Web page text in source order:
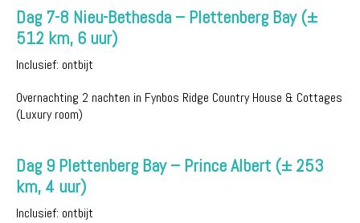
Dag 7-8 Nieu-Bethesda – Plettenberg Bay (±
512 km, 6 uur)
Inclusief: ontbijt
Overnachting 2 nachten in Fynbos Ridge Country House & Cottages
(Luxury room)
Dag 9 Plettenberg Bay – Prince Albert (± 253
km, 4 uur)
Inclusief: ontbijt